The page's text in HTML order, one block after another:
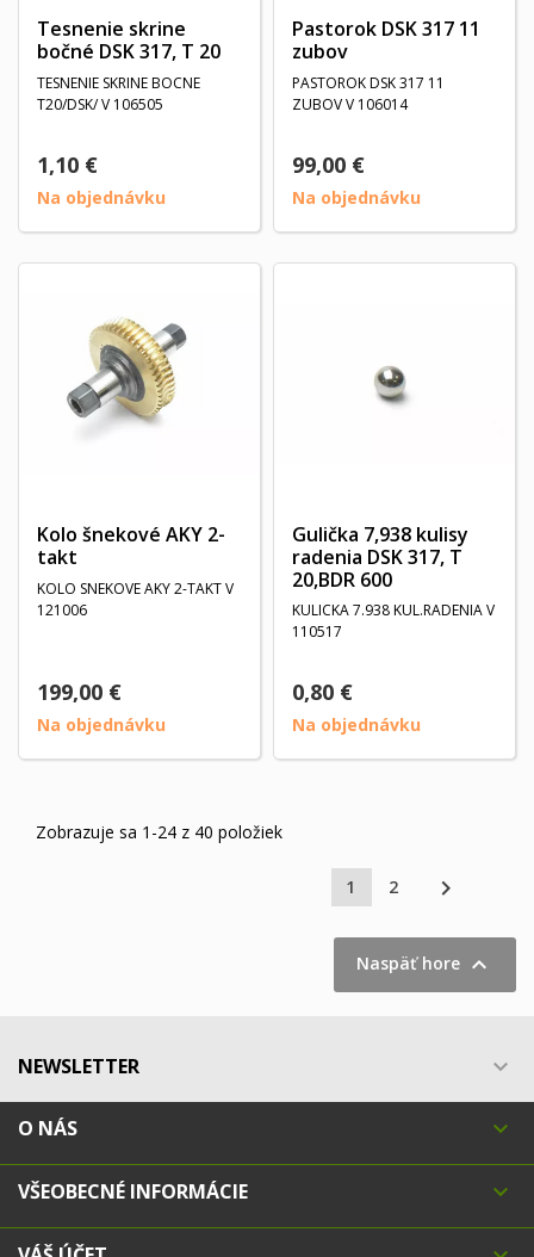
Tesnenie skrine
bočné DSK 317, T 20
TESNENIE SKRINE BOCNE
T20/DSK/ V 106505
1,10 €
Na objednávku
Pastorok DSK 317 11
zubov
PASTOROK DSK 317 11
ZUBOV V 106014
99,00 €
Na objednávku
Kolo šnekové AKY 2-
takt
KOLO SNEKOVE AKY 2-TAKT V
121006
199,00 €
Na objednávku
Gulička 7,938 kulisy
radenia DSK 317, T
20,BDR 600
KULICKA 7.938 KUL.RADENIA V
110517
0,80 €
Na objednávku
Zobrazuje sa 1-24 z 40 položiek
1 2 
Naspäť hore 
NEWSLETTER 
O NÁS 
VŠEOBECNÉ INFORMÁCIE 